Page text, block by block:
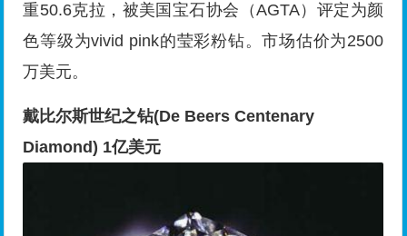
重50.6克拉，被美国宝石协会（AGTA）评定为颜
色等级为vivid pink的莹彩粉钻。市场估价为2500
万美元。
戴比尔斯世纪之钻(De Beers Centenary
Diamond) 1亿美元